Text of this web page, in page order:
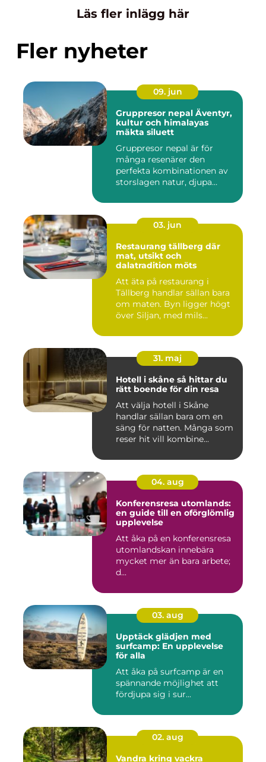
Läs fler inlägg här
Fler nyheter
09. jun
Gruppresor nepal Äventyr,
kultur och himalayas
mäkta siluett
Gruppresor nepal är för
många resenärer den
perfekta kombinationen av
storslagen natur, djupa
03. jun
Restaurang tällberg där
mat, utsikt och
dalatradition möts
Att äta på restaurang i
Tällberg handlar sällan bara
om maten. Byn ligger högt
över Siljan, med mils...
31. maj
Hotell i skåne så hittar du
rätt boende för din resa
Att välja hotell i Skåne
handlar sällan bara om en
säng för natten. Många som
reser hit vill kombine...
04. aug
Konferensresa utomlands:
en guide till en oförglömlig
upplevelse
Att åka på en konferensresa
utomlandskan innebära
mycket mer än bara arbete;
d...
03. aug
Upptäck glädjen med
surfcamp: En upplevelse
för alla
Att åka på surfcamp är en
spännande möjlighet att
fördjupa sig i sur...
02. aug
Vandra kring vackra